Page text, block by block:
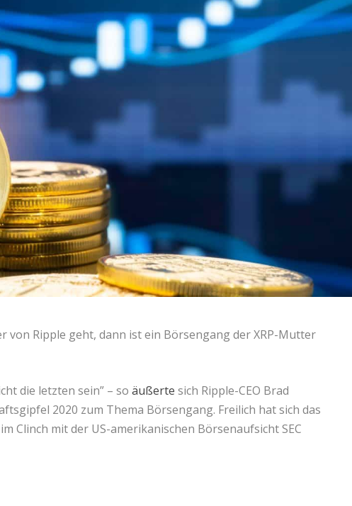
von Ripple geht, dann ist ein Börsengang der XRP-Mutter
die letzten sein” – soäußerte sich Ripple-CEO Brad
2020 zum Thema Börsengang. Freilich hat sich das
Clinch mit der US-amerikanischen Börsenaufsicht SEC